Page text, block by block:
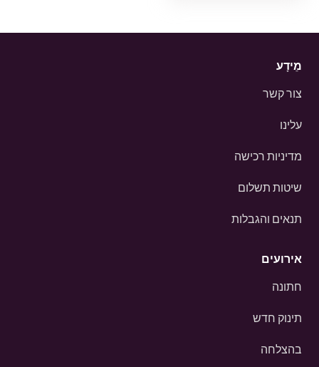
מֵידָע
צור קשר
עלינו
מדיניות רכישה
שיטות תשלום
תנאים והגבלות
אירועים
חתונה
תינוק חדש
בהצלחה